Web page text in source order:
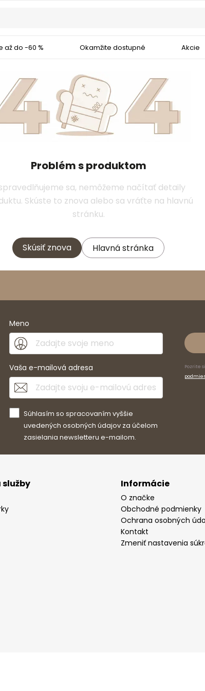
až do -60 % Okamžite dostupné Akcie
Problém s produktom
sa, nemôžeme načítať detaily
Skúste to znova alebo sa vráťte na hlavnú
stránku.
Skúsiť znova Hlavná stránka
Meno
Vaša e-mailová adresa
Súhlasím so spracovaním vyššie
uvedených osobných údajov za účelom
zasielania newsletteru e-mailom.
Pozrite
Informácie
O značke
Obchodné podmienky
Ochrana osobných
Kontakt
Zmeniť nastavenia